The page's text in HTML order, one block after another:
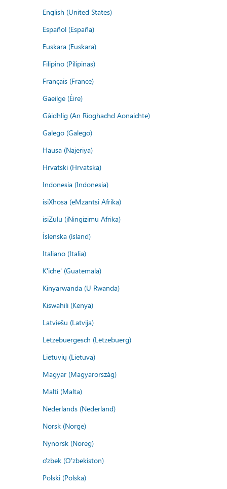
English (United States)
Español (España)
Euskara (Euskara)
Filipino (Pilipinas)
Français (France)
Gaeilge (Éire)
Gàidhlig (An Rìoghachd Aonaichte)
Galego (Galego)
Hausa (Najeriya)
Hrvatski (Hrvatska)
Indonesia (Indonesia)
isiXhosa (eMzantsi Afrika)
isiZulu (iNingizimu Afrika)
Íslenska (ísland)
Italiano (Italia)
K'iche' (Guatemala)
Kinyarwanda (U Rwanda)
Kiswahili (Kenya)
Latviešu (Latvija)
Lëtzebuergesch (Lëtzebuerg)
Lietuvių (Lietuva)
Magyar (Magyarország)
Malti (Malta)
Nederlands (Nederland)
Norsk (Norge)
Nynorsk (Noreg)
o'zbek (O'zbekiston)
Polski (Polska)